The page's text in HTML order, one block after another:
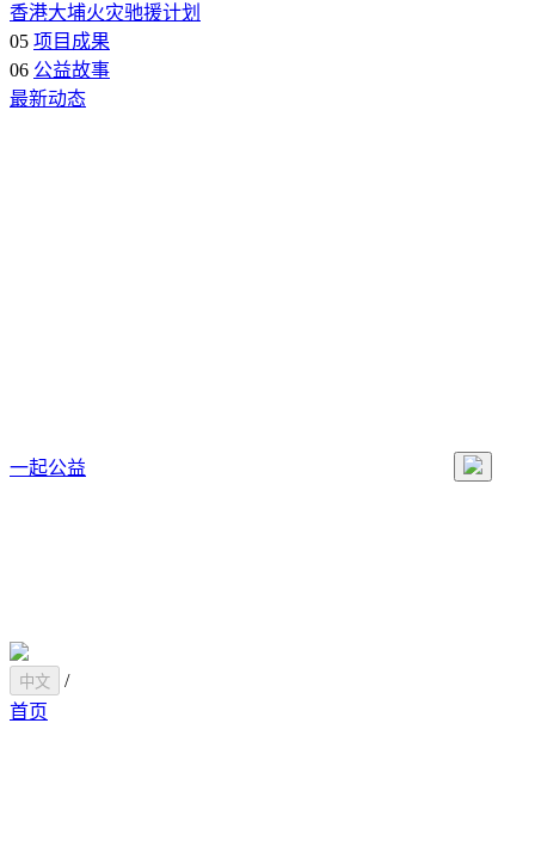
香港大埔火灾驰援计划
05 项目成果
06 公益故事
最新动态
一起公益
中文
/
首页